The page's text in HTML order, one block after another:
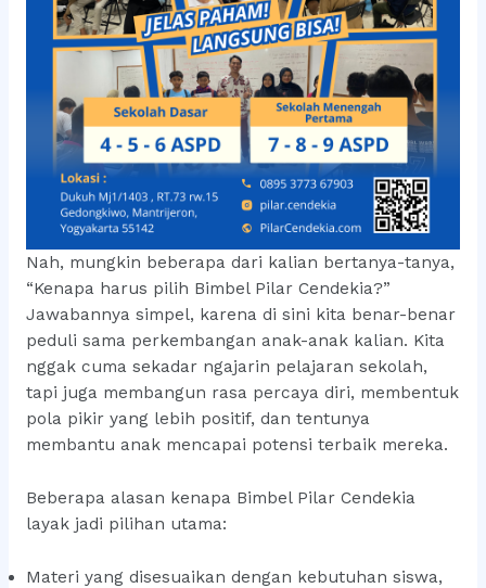
Nah, mungkin beberapa dari kalian bertanya-tanya,
“Kenapa harus pilih Bimbel Pilar Cendekia?”
Jawabannya simpel, karena di sini kita benar-benar
peduli sama perkembangan anak-anak kalian. Kita
nggak cuma sekadar ngajarin pelajaran sekolah,
tapi juga membangun rasa percaya diri, membentuk
pola pikir yang lebih positif, dan tentunya
membantu anak mencapai potensi terbaik mereka.
Beberapa alasan kenapa Bimbel Pilar Cendekia
layak jadi pilihan utama:
Materi yang disesuaikan dengan kebutuhan siswa,